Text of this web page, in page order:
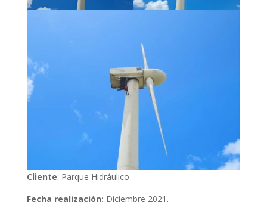
Cliente: Parque Hidráulico
Fecha realización: Diciembre 2021.